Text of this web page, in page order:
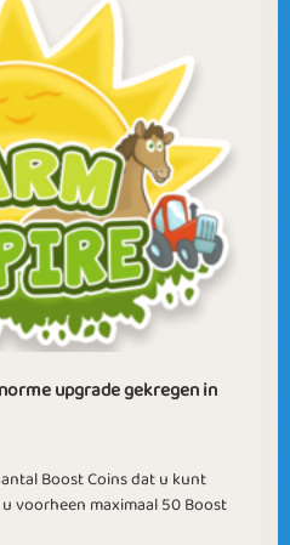
upgrade gekregen in
Boost Coins dat u kunt
voorheen maximaal 50 Boost